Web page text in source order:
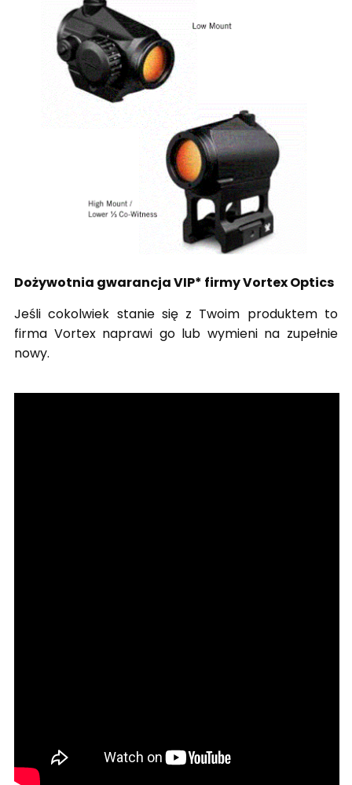
Dożywotnia gwarancja VIP* firmy Vortex Optics
Jeśli cokolwiek stanie się z Twoim produktem to
firma Vortex naprawi go lub wymieni na zupełnie
nowy.